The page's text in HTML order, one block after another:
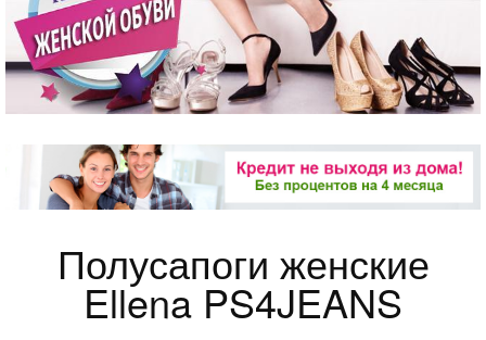
Полусапоги женские
Ellena PS4JEANS